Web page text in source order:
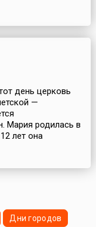
день церковь
—
Мария родилась в
лет она
Дни городов